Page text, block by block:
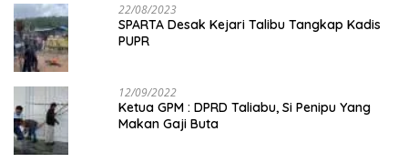
22/08/2023
SPARTA Desak Kejari Talibu Tangkap Kadis
PUPR
12/09/2022
Ketua GPM : DPRD Taliabu, Si Penipu Yang
Makan Gaji Buta